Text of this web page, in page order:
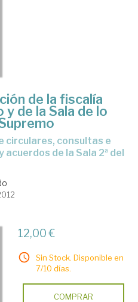
de la fiscalía
de la Sala de lo
acuerdos de la Sala 2ª del
12,00 €
Sin Stock. Disponible en
7/10 días.
COMPRAR